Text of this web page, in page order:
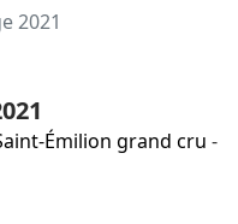
2021
Émilion grand cru -